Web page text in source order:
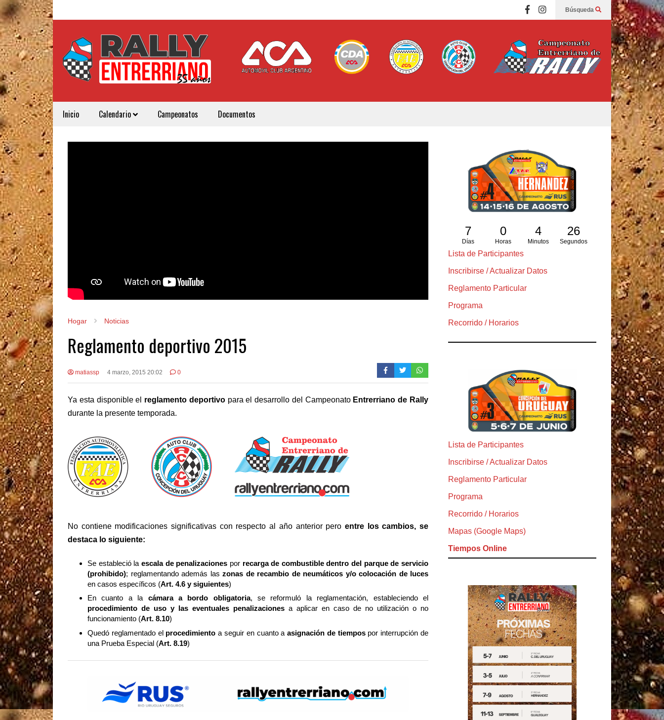
Búsqueda
Inicio Calendario Campeonatos Documentos
Hogar Noticias
Reglamento deportivo 2015
matiassp 4 marzo, 2015 20:02 0
Ya esta disponible el reglamento deportivopara el desarrollo del Campeonato Entrerriano de Rally
durante la presente temporada.
No contiene modificaciones significativas con respecto al año anterior pero entre los cambios, se
destaca lo siguiente:
Se estableció la escala de penalizaciones por recarga de combustible dentro del parque de servicio
(prohibido); reglamentando además las zonas de recambio de neumáticos y/o colocación de luces
en casos específicos (Art. 4.6 y siguientes)
En cuanto a la cámara a bordo obligatoria, se reformuló la reglamentación, estableciendo el
procedimiento de uso y las eventuales penalizaciones a aplicar en caso de no utilización o no
funcionamiento (Art. 8.10)
Quedó reglamentado el procedimiento a seguir en cuanto aasignación de tiempospor interrupción de
una Prueba Especial (Art. 8.19)
7
Días
0
Horas
4
Minutos
24
Segundos
Lista de Participantes
Inscribirse / Actualizar Datos
Reglamento Particular
Programa
Recorrido / Horarios
Lista de Participantes
Inscribirse / Actualizar Datos
Reglamento Particular
Programa
Recorrido / Horarios
Mapas (Google Maps)
Tiempos Online